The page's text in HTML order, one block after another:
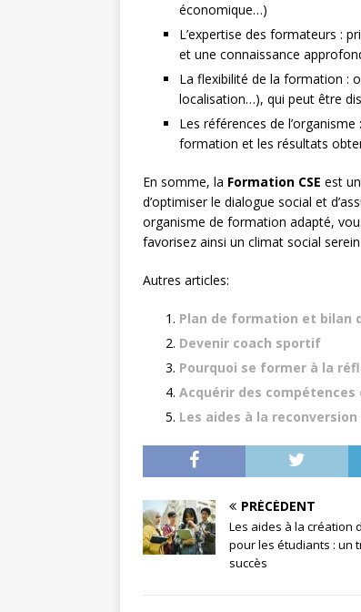
économique…)
L’expertise des formateurs :
et une connaissance
La flexibilité de la formation :
localisation…), qui peut être
Les références de
formation et les résultats
En somme, la Formation CSE est
d’optimiser le dialogue social et
organisme de formation adapté,
favorisez ainsi un climat social
Autres articles:
Plan de formation et bilan
Devenir coach sportif
Pourquoi se former à la
Acquérir des
Les aides à la
PRÉCÉDENT
Les aides à la création
pour les étudiants : un
succès